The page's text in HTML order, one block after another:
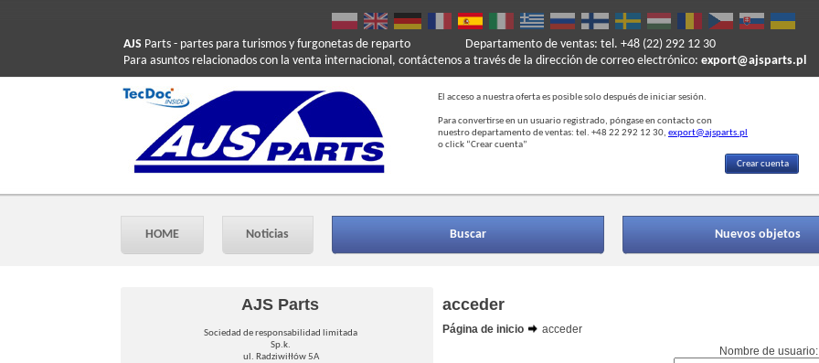
AJS Parts - partes para turismos y furgonetas de reparto
Para asuntos relacionados con la venta internacional, contáctenos a través de la dirección de correo electrónico: export@ajsparts.pl
Departamento de ventas: tel. +48 (22) 292 12 30
El acceso a nuestra oferta es posible solo después de iniciar sesión.
Para convertirse en un usuario registrado, póngase en contacto con
nuestro departamento de ventas: tel. +48 22 292 12 30, export@ajsparts.pl
o click “Crear cuenta”
Crear cuenta
HOME Noticias Buscar Nuevos objetos
AJS Parts
Sociedad de responsabilidad limitada
Sp.k.
ul. Radziwiłłów 5A
acceder
Página de inicio
acceder
Nombre de usuario: